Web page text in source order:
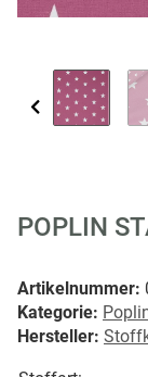
POPLIN
Artikelnummer:
Kategorie:
Hersteller: